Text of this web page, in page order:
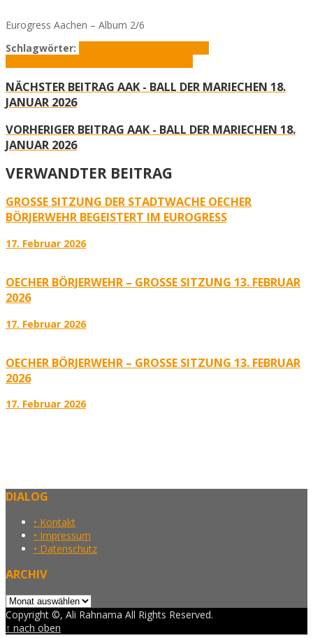
Eurogress Aachen – Album 2/6
Schlagwörter:
NÄCHSTER BEITRAG AAK - BALL DER MARIECHEN 18.
JANUAR 2026
VORHERIGER BEITRAG AAK - BALL DER MARIECHEN 18.
JANUAR 2026
VERWANDTER BEITRAG
GROSSE SITZUNG DER STADTWACHE OECHER B
ÖRJERWEHR BEGEISTERT IM EUROGRESS
17. Februar 2026
OECHER BÖRJERWEHR – GROSSE SITZUNG 13. FEBRUAR 2
026
17. Februar 2026
OECHER BÖRJERWEHR – GROSSE SITZUNG 13. FEBRUAR 2
026
17. Februar 2026
DIALOG
• Kontakt
• Impressum
• Datenschutz
ARCHIV
Archiv
Copyright ©, Ali Rahnama All Rights Reserved.
↑ nach oben